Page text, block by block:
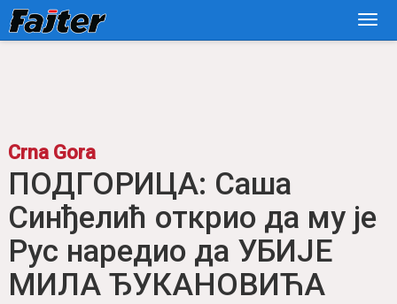
Crna Gora
ПОДГОРИЦА: Саша
Синђелић открио да му је
Рус наредио да УБИЈЕ
МИЛА ЂУКАНОВИЋА